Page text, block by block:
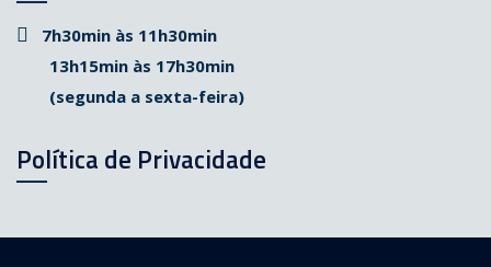
7h30min às 11h30min
13h15min às 17h30min
(segunda a sexta-feira)
Política de Privacidade